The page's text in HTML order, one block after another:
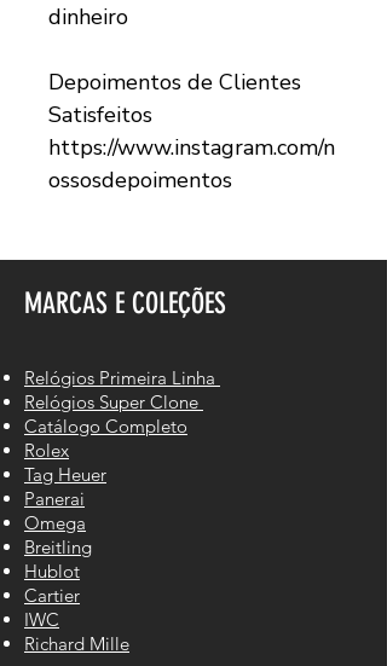
dinheiro
Depoimentos de Clientes
Satisfeitos
https://www.instagram.com/n
ossosdepoimentos
MARCAS E COLEÇÕES
Relógios Primeira Linha
Relógios Super Clone
Catálogo Completo
Rolex
Tag Heuer
Panerai
Omega
Breitling
Hublot
Cartier
IWC
Richard Mille